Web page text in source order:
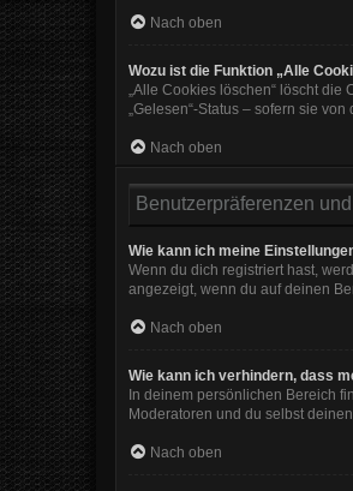
Nach oben
Wozu ist die Funktion „Alle
„Alle Cookies löschen“ löscht
„Gelesen“-Status – sofern sie
Nach oben
Benutzerpräferenzen
Wie kann ich meine
Wenn du dich registriert hast,
angezeigt, wenn du auf deinen
Nach oben
Wie kann ich verhindern, dass
In deinem persönlichen Bereich
Moderatoren und du selbst
Nach oben